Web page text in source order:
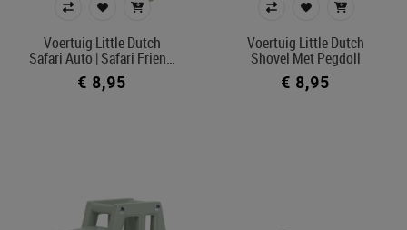
Voertuig Little Dutch
Safari Auto | Safari Frien…
€ 8,95
Voertuig Little Dutch
Shovel Met Pegdoll
€ 8,95